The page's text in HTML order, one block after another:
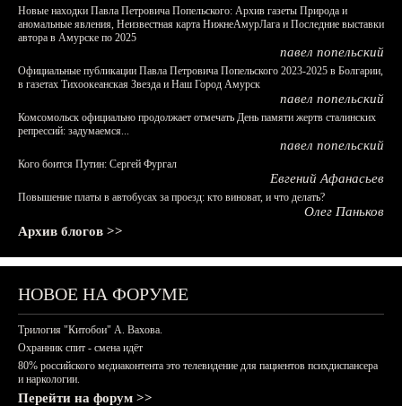
Новые находки Павла Петровича Попельского: Архив газеты Природа и
аномальные явления, Неизвестная карта НижнеАмурЛага и Последние выставки
автора в Амурске по 2025
павел попельский
Официальные публикации Павла Петровича Попельского 2023-2025 в Болгарии,
в газетах Тихоокеанская Звезда и Наш Город Амурск
павел попельский
Комсомольск официально продолжает отмечать День памяти жертв сталинских
репрессий: задумаемся...
павел попельский
Кого боится Путин: Сергей Фургал
Евгений Афанасьев
Повышение платы в автобусах за проезд: кто виноват, и что делать?
Олег Паньков
Архив блогов >>
НОВОЕ НА ФОРУМЕ
Трилогия "Китобои" А. Вахова.
Охранник спит - смена идёт
80% российского медиаконтента это телевидение для пациентов психдиспансера
и наркологии.
Перейти на форум >>